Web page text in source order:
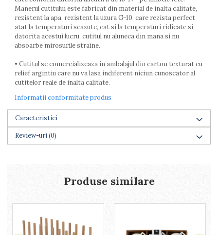
Manerul cutitului este fabricat din material de inalta calitate,
rezistent la apa, rezistent la uzura G-10, care rezista perfect
atat la temperaturi scazute, cat si la temperaturi ridicate si,
datorita acestui lucru, cutitul nu aluneca din mana si nu
absoarbe mirosurile straine.
• Cutitul se comercializeaza in ambalajul din carton texturat cu
relief argintiu care nu va lasa indiferent niciun cunoscator al
cutitelor reale de inalta calitate.
Informatii conformitate produs
Caracteristici
Review-uri(0)
Produse similare